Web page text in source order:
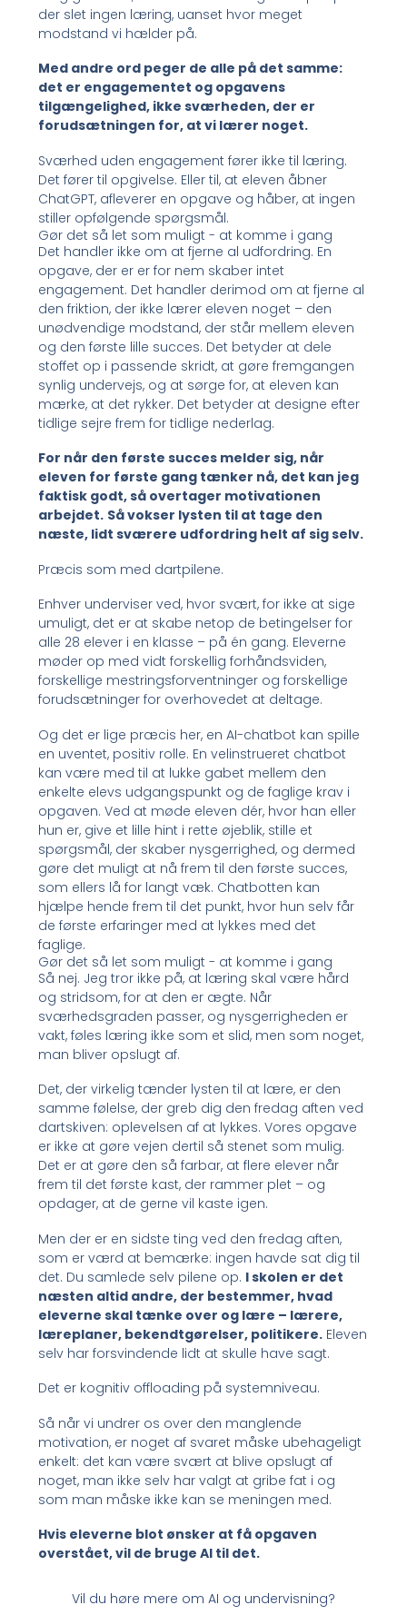
der slet ingen læring, uanset hvor meget
modstand vi hælder på.
Med andre ord peger de alle på det samme:
det er engagementet og opgavens
tilgængelighed, ikke sværheden, der er
forudsætningen for, at vi lærer noget.
Sværhed uden engagement fører ikke til læring.
Det fører til opgivelse. Eller til, at eleven åbner
ChatGPT, afleverer en opgave og håber, at ingen
stiller opfølgende spørgsmål.
Gør det så let som muligt - at komme i gang
Det handler ikke om at fjerne al udfordring. En
opgave, der er er for nem skaber intet
engagement. Det handler derimod om at fjerne al
den friktion, der ikke lærer eleven noget – den
unødvendige modstand, der står mellem eleven
og den første lille succes. Det betyder at dele
stoffet op i passende skridt, at gøre fremgangen
synlig undervejs, og at sørge for, at eleven kan
mærke, at det rykker. Det betyder at designe efter
tidlige sejre frem for tidlige nederlag.
For når den første succes melder sig, når
eleven for første gang tænker nå, det kan jeg
faktisk godt, så overtager motivationen
arbejdet. Så vokser lysten til at tage den
næste, lidt sværere udfordring helt af sig selv.
Præcis som med dartpilene.
Enhver underviser ved, hvor svært, for ikke at sige
umuligt, det er at skabe netop de betingelser for
alle 28 elever i en klasse – på én gang. Eleverne
møder op med vidt forskellig forhåndsviden,
forskellige mestringsforventninger og forskellige
forudsætninger for overhovedet at deltage.
Og det er lige præcis her, en AI-chatbot kan spille
en uventet, positiv rolle. En velinstrueret chatbot
kan være med til at lukke gabet mellem den
enkelte elevs udgangspunkt og de faglige krav i
opgaven. Ved at møde eleven dér, hvor han eller
hun er, give et lille hint i rette øjeblik, stille et
spørgsmål, der skaber nysgerrighed, og dermed
gøre det muligt at nå frem til den første succes,
som ellers lå for langt væk. Chatbotten kan
hjælpe hende frem til det punkt, hvor hun selv får
de første erfaringer med at lykkes med det
faglige.
Gør det så let som muligt - at komme i gang
Så nej. Jeg tror ikke på, at læring skal være hård
og stridsom, for at den er ægte. Når
sværhedsgraden passer, og nysgerrigheden er
vakt, føles læring ikke som et slid, men som noget,
man bliver opslugt af.
Det, der virkelig tænder lysten til at lære, er den
samme følelse, der greb dig den fredag aften ved
dartskiven: oplevelsen af at lykkes. Vores opgave
er ikke at gøre vejen dertil så stenet som mulig.
Det er at gøre den så farbar, at flere elever når
frem til det første kast, der rammer plet – og
opdager, at de gerne vil kaste igen.
Men der er en sidste ting ved den fredag aften,
som er værd at bemærke: ingen havde sat dig til
det. Du samlede selv pilene op. I skolen er det
næsten altid andre, der bestemmer, hvad
eleverne skal tænke over og lære – lærere,
læreplaner, bekendtgørelser, politikere. Eleven
selv har forsvindende lidt at skulle have sagt.
Det er kognitiv offloading på systemniveau.
Så når vi undrer os over den manglende
motivation, er noget af svaret måske ubehageligt
enkelt: det kan være svært at blive opslugt af
noget, man ikke selv har valgt at gribe fat i og
som man måske ikke kan se meningen med.
Hvis eleverne blot ønsker at få opgaven
overstået, vil de bruge AI til det.
Vil du høre mere om AI og undervisning?